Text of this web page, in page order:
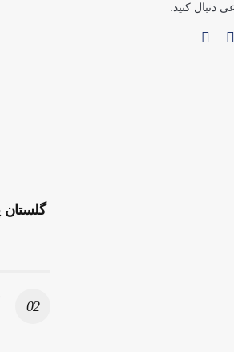
دنبال کنید: